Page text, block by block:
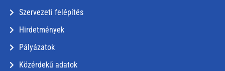
Szervezeti felépítés
Hirdetmények
Pályázatok
Közérdekű adatok